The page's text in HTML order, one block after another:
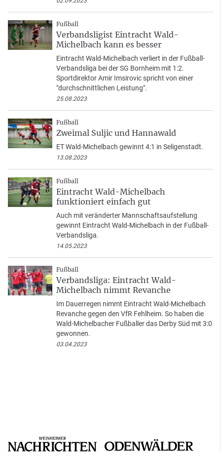
Fußball
Verbandsligist Eintracht Wald-
Michelbach kann es besser
Eintracht Wald-Michelbach verliert in der Fußball-
Verbandsliga bei der SG Bornheim mit 1:2.
Sportdirektor Amir Imsirovic spricht von einer
"durchschnittlichen Leistung".
25.08.2023
Fußball
Zweimal Suljic und Hannawald
ET Wald-Michelbach gewinnt 4:1 in Seligenstadt.
13.08.2023
Fußball
Eintracht Wald-Michelbach
funktioniert einfach gut
Auch mit veränderter Mannschaftsaufstellung
gewinnt Eintracht Wald-Michelbach in der Fußball-
Verbandsliga.
14.05.2023
Fußball
Verbandsliga: Eintracht Wald-
Michelbach nimmt Revanche
Im Dauerregen nimmt Eintracht Wald-Michelbach
Revanche gegen den VfR Fehlheim. So haben die
Wald-Michelbacher Fußballer das Derby Süd mit 3:0
gewonnen.
03.04.2023